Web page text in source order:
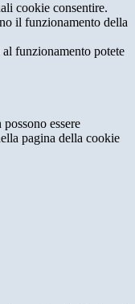
cookie consentire.
il funzionamento della
funzionamento potete
essere
pagina della cookie